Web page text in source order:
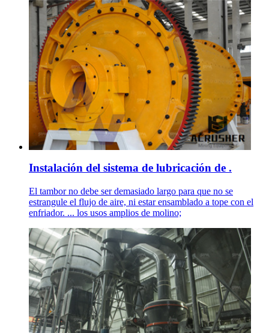
Instalación del sistema de lubricación de .
El tambor no debe ser demasiado largo para que no se
estrangule el flujo de aire, ni estar ensamblado a tope con el
enfriador. ... los usos amplios de molino;